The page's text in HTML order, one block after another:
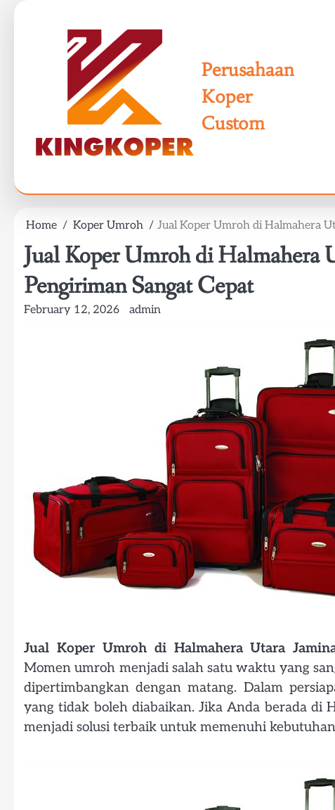
Perusahaan
Koper
Custom
Home Koper Umroh Jual Koper Umroh di Halmahera
Jual Koper Umroh di Halmahera
Pengiriman Sangat Cepat
February 12, 2026 admin
Jual Koper Umroh di Halmahera Utara
Momen umroh menjadi salah satu waktu yang
dipertimbangkan dengan matang. Dalam
yang tidak boleh diabaikan. Jika Anda berada di
menjadi solusi terbaik untuk memenuhi